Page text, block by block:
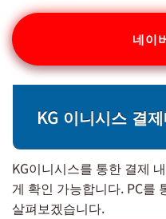
네이
KG 이니시스 결
KG이니시스를 통한 결제
게 확인 가능합니다. PC를
살펴보겠습니다.